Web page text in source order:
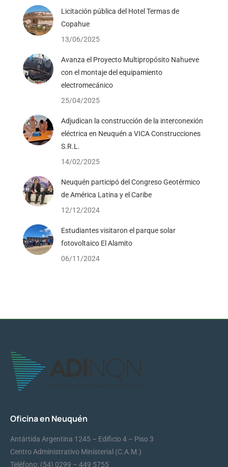
Licitación pública del Hotel Termas de
Copahue
13/06/2025
Avanza el Proyecto Multipropósito Nahueve
con el montaje del equipamiento
electromecánico
25/04/2025
Adjudican la construcción de la interconexión
eléctrica en Neuquén a VICA Construcciones
S.R.L.
14/02/2025
Neuquén participó del Congreso Geotérmico
de América Latina y el Caribe
12/12/2024
Estudiantes visitaron el parque solar
fotovoltaico El Alamito
06/11/2024
Oficina en Neuquén
Antártida Argentina 1245 – Edificio 4 – Piso 3
Centro Administrativo Ministerial (C.A.M.)
Teléfono: (54) 0299 – 449 5755